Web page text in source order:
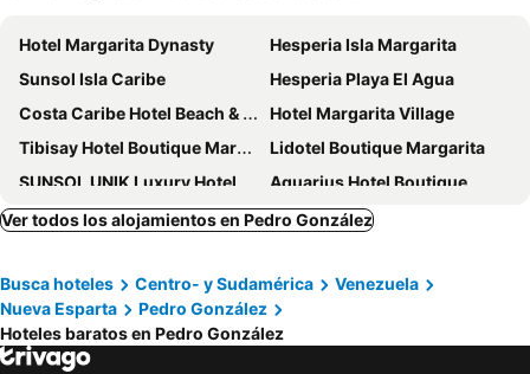
Hotel Margarita Dynasty
Hesperia Isla Margarita
Sunsol Isla Caribe
Hesperia Playa El Agua
Costa Caribe Hotel Beach & Resort
Hotel Margarita Village
Tibisay Hotel Boutique Margarita
Lidotel Boutique Margarita
SUNSOL UNIK Luxury Hotel
Aquarius Hotel Boutique
Hotel Costa Linda Beach
Villa Cocuyo - Studios & Apartments
Sunsol Ecoland
Hotel Parguito
Maloka Boutique & Spa
Apartamento vacacional en el Hotel Dynasty , Habitación tipo Estudio PRIVADO
Isabel La Católica
Ver todos los alojamientos en Pedro González
Busca hoteles Centro- y Sudamérica
Venezuela
Nueva Esparta
Pedro González
Hoteles baratos en Pedro González